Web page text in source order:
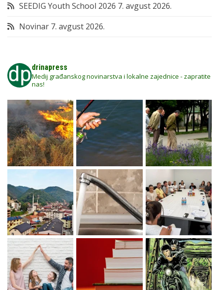
SEEDIG Youth School 2026 7. avgust 2026.
Novinar 7. avgust 2026.
drinapress
Medij građanskog novinarstva i lokalne zajednice - zapratite
nas!